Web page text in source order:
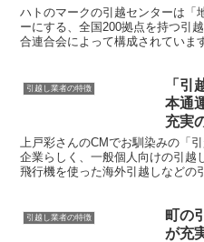
ハトのマークの引越センターは「
ーにする、全国200拠点を持つ引
合連合会によって構成されていま
引越し業者の特徴
「引
本通
充実
上戸彩さんのCMでお馴染みの「
企業らしく、一般個人向けの引越
飛行機を使った海外引越しなどの
引越し業者の特徴
町の
が充